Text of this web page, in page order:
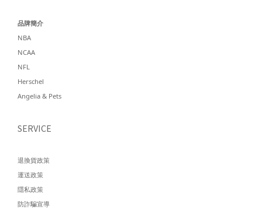
品牌簡介
NBA
NCAA
NFL
Herschel
Angelia & Pets
SERVICE
退換貨政策
運送政策
隱私政策
防詐騙宣導